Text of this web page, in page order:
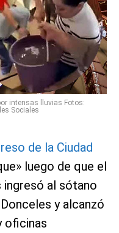
intensas lluvias Fotos:
Sociales
de la Ciudad
luego de que el
ingresó al sótano
y alcanzó
oficinas